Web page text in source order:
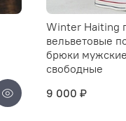
Winter Haiting
вельветовые
брюки
свободные
9 000 ₽